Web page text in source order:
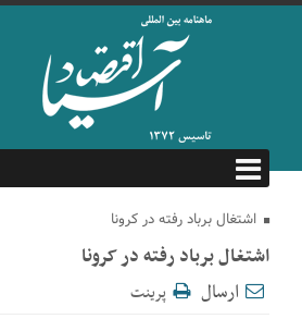
اشتغال برباد رفته در کرونا
اشتغال برباد رفته در کرونا
ارسال
پرینت